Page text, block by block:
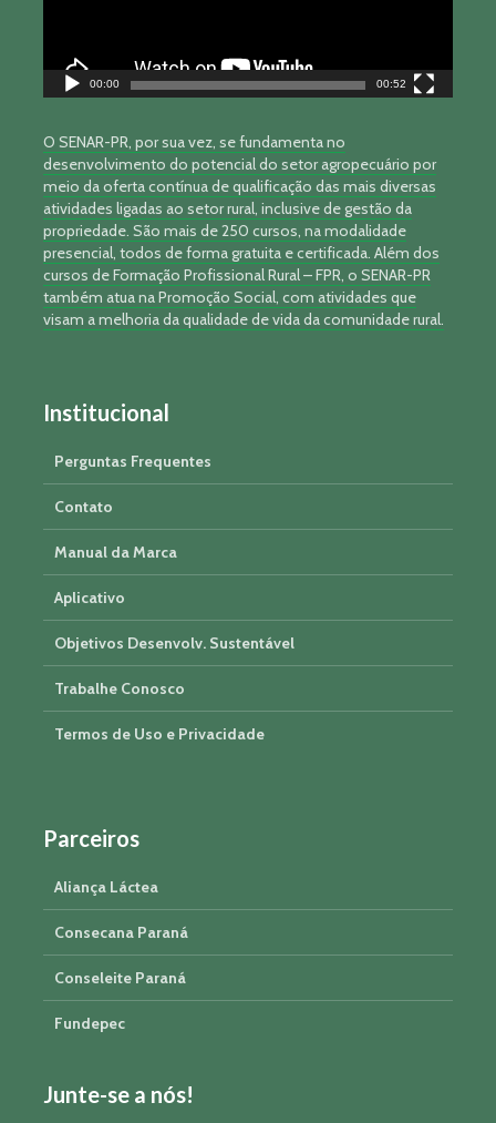
00:00 00:52
O SENAR-PR, por sua vez, se fundamenta no
desenvolvimento do potencial do setor agropecuário por
meio da oferta contínua de qualificação das mais diversas
atividades ligadas ao setor rural, inclusive de gestão da
propriedade. São mais de 250 cursos, na modalidade
presencial, todos de forma gratuita e certificada. Além dos
cursos de Formação Profissional Rural – FPR, o SENAR-PR
também atua na Promoção Social, com atividades que
visam a melhoria da qualidade de vida da comunidade rural.
Institucional
Perguntas Frequentes
Contato
Manual da Marca
Aplicativo
Objetivos Desenvolv. Sustentável
Trabalhe Conosco
Termos de Uso e Privacidade
Parceiros
Aliança Láctea
Consecana Paraná
Conseleite Paraná
Fundepec
Junte-se a nós!